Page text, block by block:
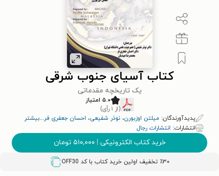
کتاب آسیای جنوب شرقی
یک تاریخچه مقدماتی
۵.۰ امتیاز
(از ۱ رأی)
پدیدآورندگان: میلتن اوزبورن، نوذر شفیعی، احسان جعفری فر...بیشتر
انتشارات: انتشارات رجال
خرید کتاب الکترونیکی | ۵۱۰,۰۰۰ تومان
٪۳۰ تخفیف اولین خرید کتاب با کد OFF30